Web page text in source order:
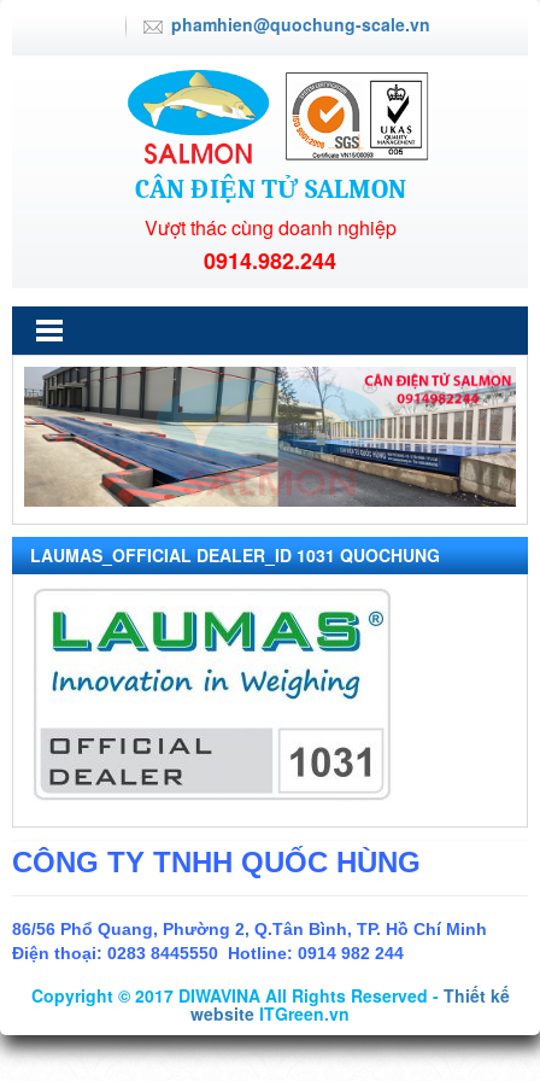
phamhien@quochung-scale.vn
CÂN ĐIỆN TỬ SALMON
Vượt thác cùng doanh nghiệp
0914.982.244
LAUMAS_OFFICIAL DEALER_ID 1031 QUOCHUNG
CÔNG TY TNHH QUỐC HÙNG
86/56 Phổ Quang, Phường 2, Q.Tân Bình, TP. Hồ Chí Minh
Điện thoại: 0283 8445550 Hotline: 0914 982 244
Copyright © 2017 DIWAVINA All Rights Reserved - Thiết kế
website ITGreen.vn